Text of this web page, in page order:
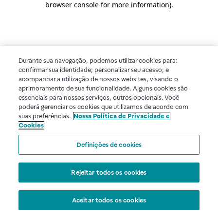
browser console for more information).
Durante sua navegação, podemos utilizar cookies para:
confirmar sua identidade; personalizar seu acesso; e
acompanhar a utilização de nossos websites, visando o
aprimoramento de sua funcionalidade. Alguns cookies são
essenciais para nossos serviços, outros opcionais. Você
poderá gerenciar os cookies que utilizamos de acordo com
suas preferências. Nossa Política de Privacidade e
Cookies
Definições de cookies
Rejeitar todos os cookies
Aceitar todos os cookies